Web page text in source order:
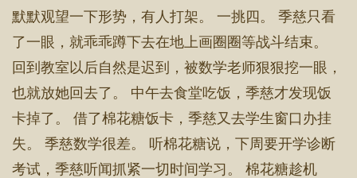
默默观望一下形势，有人打架。 一挑四。 季慈只看
了一眼，就乖乖蹲下去在地上画圈圈等战斗结束。
回到教室以后自然是迟到，被数学老师狠狠挖一眼，
也就放她回去了。 中午去食堂吃饭，季慈才发现饭
卡掉了。 借了棉花糖饭卡，季慈又去学生窗口办挂
失。 季慈数学很差。 听棉花糖说，下周要开学诊断
考试，季慈听闻抓紧一切时间学习。 棉花糖趁机